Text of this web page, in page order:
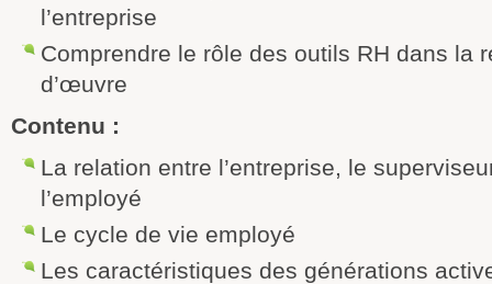
l’entreprise
Comprendre le rôle des outils RH dans la
d’œuvre
Contenu :
La relation entre l’entreprise, le
l’employé
Le cycle de vie employé
Les caractéristiques des générations